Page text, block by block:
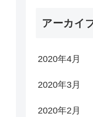
アーカイ
2020年4月
2020年3月
2020年2月